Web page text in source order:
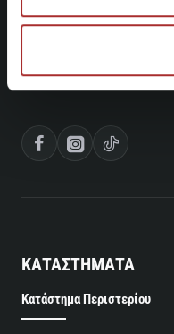
ΚΑΤΑΣΤΗΜΑΤΑ
Κατάστημα Περιστερίου